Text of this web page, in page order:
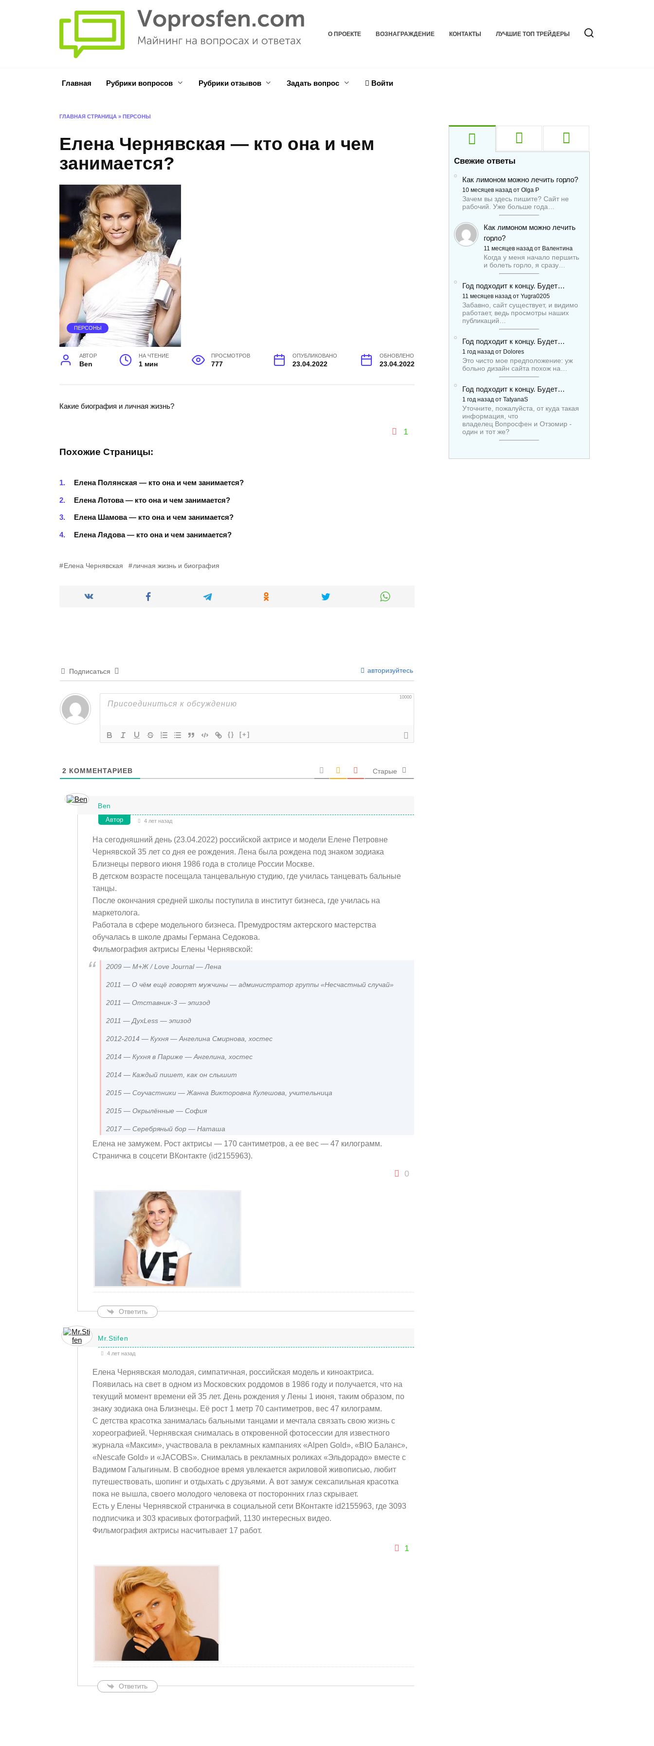
О ПРОЕКТЕ ВОЗНАГРАЖДЕНИЕ КОНТАКТЫ ЛУЧШИЕ ТОП ТРЕЙДЕРЫ
Главная Рубрики вопросов Рубрики отзывов Задать вопрос Войти
ГЛАВНАЯ СТРАНИЦА » ПЕРСОНЫ
Елена Чернявская — кто она и чем
занимается?
ПЕРСОНЫ
АВТОР
Ben
НА ЧТЕНИЕ
1 мин
ПРОСМОТРОВ
777
ОПУБЛИКОВАНО
23.04.2022
ОБНОВЛЕНО
23.04.2022
Какие биография и личная жизнь?
1
Похожие Страницы:
Елена Полянская — кто она и чем занимается?
Елена Лотова — кто она и чем занимается?
Елена Шамова — кто она и чем занимается?
Елена Лядова — кто она и чем занимается?
Елена Чернявская личная жизнь и биография
Подписаться авторизуйтесь
10000
{} [+]
2 КОММЕНТАРИЕВ Старые
Ben
Автор 4 лет назад
На сегодняшний день (23.04.2022) российской актрисе и модели Елене Петровне
Чернявской 35 лет со дня ее рождения. Лена была рождена под знаком зодиака
Близнецы первого июня 1986 года в столице России Москве.
В детском возрасте посещала танцевальную студию, где училась танцевать бальные
танцы.
После окончания средней школы поступила в институт бизнеса, где училась на
маркетолога.
Работала в сфере модельного бизнеса. Премудростям актерского мастерства
обучалась в школе драмы Германа Седокова.
Фильмография актрисы Елены Чернявской:
2009 — М+Ж / Love Journal — Лена
2011 — О чём ещё говорят мужчины — администратор группы «Несчастный случай»
2011 — Отставник-3 — эпизод
2011 — ДухLess — эпизод
2012-2014 — Кухня — Ангелина Смирнова, хостес
2014 — Кухня в Париже — Ангелина, хостес
2014 — Каждый пишет, как он слышит
2015 — Соучастники — Жанна Викторовна Кулешова, учительница
2015 — Окрылённые — София
2017 — Серебряный бор — Наташа
Елена не замужем. Рост актрисы — 170 сантиметров, а ее вес — 47 килограмм.
Страничка в соцсети ВКонтакте (id2155963).
0
Ответить
Mr.Stifen
4 лет назад
Елена Чернявская молодая, симпатичная, российская модель и киноактриса.
Появилась на свет в одном из Московских роддомов в 1986 году и получается, что на
текущий момент времени ей 35 лет. День рождения у Лены 1 июня, таким образом, по
знаку зодиака она Близнецы. Её рост 1 метр 70 сантиметров, вес 47 килограмм.
С детства красотка занималась бальными танцами и мечтала связать свою жизнь с
хореографией. Чернявская снималась в откровенной фотосессии для известного
журнала «Максим», участвовала в рекламных кампаниях «Alpen Gold», «BIO Баланс»,
«Nescafe Gold» и «JACOBS». Снималась в рекламных роликах «Эльдорадо» вместе с
Вадимом Галыгиным. В свободное время увлекается акриловой живописью, любит
путешествовать, шопинг и отдыхать с друзьями. А вот замуж сексапильная красотка
пока не вышла, своего молодого человека от посторонних глаз скрывает.
Есть у Елены Чернявской страничка в социальной сети ВКонтакте id2155963, где 3093
подписчика и 303 красивых фотографий, 1130 интересных видео.
Фильмография актрисы насчитывает 17 работ.
1
Ответить
Свежие ответы
Как лимоном можно лечить горло?
10 месяцев назад от Olga P
Зачем вы здесь пишите? Сайт не
рабочий. Уже больше года…
Как лимоном можно лечить
горло?
11 месяцев назад от Валентина
Когда у меня начало першить
и болеть горло, я сразу…
Год подходит к концу. Будет…
11 месяцев назад от Yugra0205
Забавно, сайт существует, и видимо
работает, ведь просмотры наших
публикаций…
Год подходит к концу. Будет…
1 год назад от Dolores
Это чисто мое предположение: уж
больно дизайн сайта похож на…
Год подходит к концу. Будет…
1 год назад от TatyanaS
Уточните, пожалуйста, от куда такая
информация, что
владелец Вопросфен и Отзомир -
один и тот же?